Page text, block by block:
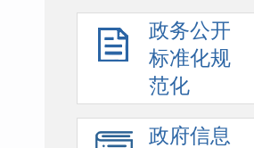
政务公开
标准化规
范化
政府信息